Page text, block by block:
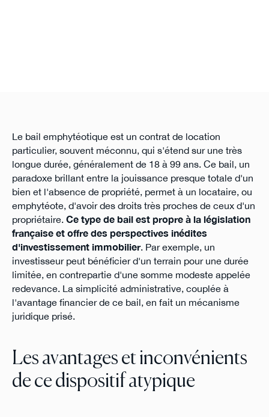
Le bail emphytéotique est un contrat de location
particulier, souvent méconnu, qui s'étend sur une très
longue durée, généralement de 18 à 99 ans. Ce bail, un
paradoxe brillant entre la jouissance presque totale d'un
bien et l'absence de propriété, permet à un locataire, ou
emphytéote, d'avoir des droits très proches de ceux d'un
propriétaire. Ce type de bail est propre à la législation
française et offre des perspectives inédites
d'investissement immobilier. Par exemple, un
investisseur peut bénéficier d'un terrain pour une durée
limitée, en contrepartie d'une somme modeste appelée
redevance. La simplicité administrative, couplée à
l'avantage financier de ce bail, en fait un mécanisme
juridique prisé.
Les avantages et inconvénients
de ce dispositif atypique